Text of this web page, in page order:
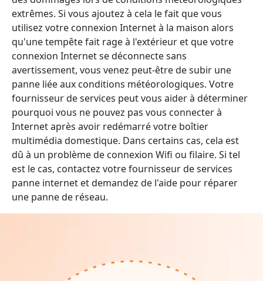
extrêmes. Si vous ajoutez à cela le fait que vous
utilisez votre connexion Internet à la maison alors
qu'une tempête fait rage à l'extérieur et que votre
connexion Internet se déconnecte sans
avertissement, vous venez peut-être de subir une
panne liée aux conditions météorologiques. Votre
fournisseur de services peut vous aider à déterminer
pourquoi vous ne pouvez pas vous connecter à
Internet après avoir redémarré votre boîtier
multimédia domestique. Dans certains cas, cela est
dû à un problème de connexion Wifi ou filaire. Si tel
est le cas, contactez votre fournisseur de services
panne internet et demandez de l'aide pour réparer
une panne de réseau.